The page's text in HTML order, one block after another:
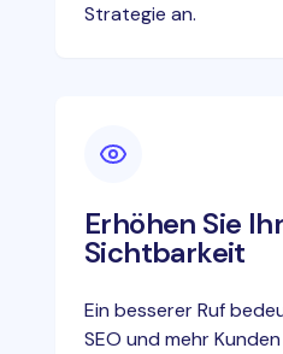
Strategie an.
Erhöhen Sie
Sichtbarkeit
Ein besserer Ruf
SEO und mehr